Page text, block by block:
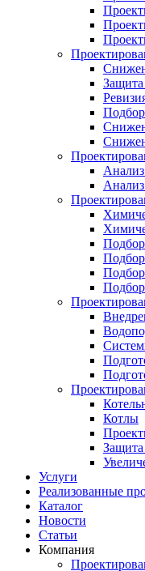
Защита
Подбор
Подбор
Подбор
Подбор
Котлы
Услуги
Реализованные
Каталог
Новости
Статьи
Компания